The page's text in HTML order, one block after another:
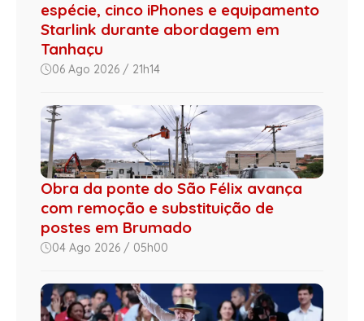
espécie, cinco iPhones e equipamento
Starlink durante abordagem em
Tanhaçu
06 Ago 2026 / 21h14
Obra da ponte do São Félix avança
com remoção e substituição de
postes em Brumado
04 Ago 2026 / 05h00